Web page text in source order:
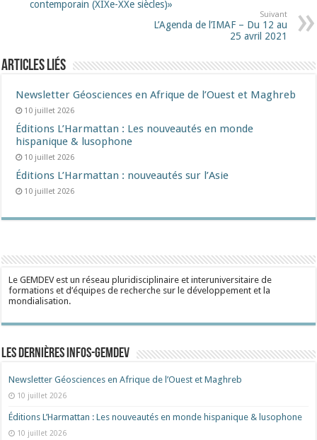
contemporain (XIXe-XXe siècles)»
Suivant
L’Agenda de l’IMAF – Du 12 au
25 avril 2021
Articles liés
Newsletter Géosciences en Afrique de l’Ouest et Maghreb
10 juillet 2026
Éditions L’Harmattan : Les nouveautés en monde
hispanique & lusophone
10 juillet 2026
Éditions L’Harmattan : nouveautés sur l’Asie
10 juillet 2026
Le GEMDEV est un réseau pluridisciplinaire et interuniversitaire de
formations et d’équipes de recherche sur le développement et la
mondialisation.
Les dernières Infos-Gemdev
Newsletter Géosciences en Afrique de l’Ouest et Maghreb
10 juillet 2026
Éditions L’Harmattan : Les nouveautés en monde hispanique & lusophone
10 juillet 2026